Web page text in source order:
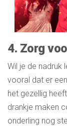
4. Zorg
Wil je de nadruk
vooral dat er
het gezellig
drankje maken
onderling nog